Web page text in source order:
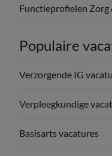
Functieprofielen Zorg
Populaire
Verzorgende IG
Verpleegkundige
Basisarts vacatures